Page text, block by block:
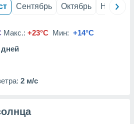
Сентябрь Октябрь Ноябрь
Макс.: +23°C Мин: +14°C
дней
2 м/с